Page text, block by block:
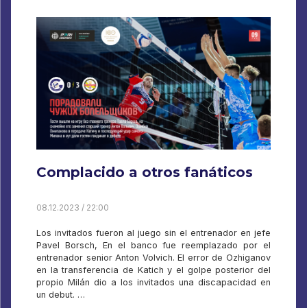
Complacido a otros fanáticos
08.12.2023 / 22:00
Los invitados fueron al juego sin el entrenador en jefe
Pavel Borsch, En el banco fue reemplazado por el
entrenador senior Anton Volvich. El error de Ozhiganov
en la transferencia de Katich y el golpe posterior del
propio Milán dio a los invitados una discapacidad en
un debut. …